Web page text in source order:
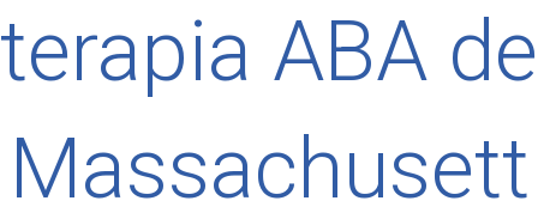
terapia ABA de
Massachusett